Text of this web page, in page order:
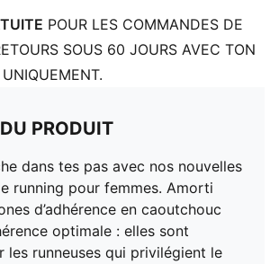
POUR LES COMMANDES DE
SOUS 60 JOURS AVEC TON
PRODUIT
dans tes pas avec nos nouvelles
running pour femmes. Amorti
d’adhérence en caoutchouc
optimale : elles sont
les runneuses qui privilégient le